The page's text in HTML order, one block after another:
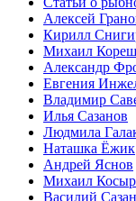
Алексей
Кирилл
Михаил
Александр
Евгения
Владимир
Илья Сазанов
Людмила
Наташка Ёжик
Андрей Яснов
Михаил
Василий